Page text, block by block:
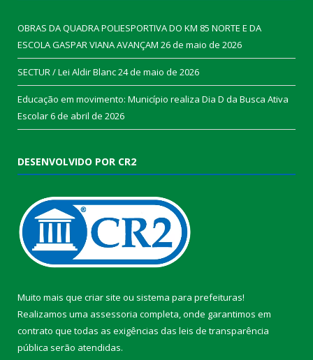
OBRAS DA QUADRA POLIESPORTIVA DO KM 85 NORTE E DA
ESCOLA GASPAR VIANA AVANÇAM 26 de maio de 2026
SECTUR / Lei Aldir Blanc24 de maio de 2026
Educação em movimento: Município realiza Dia D da Busca Ativa
Escolar6 de abril de 2026
DESENVOLVIDO POR CR2
Muito mais que criar site ou sistema para prefeituras!
Realizamos uma assessoria completa, onde garantimos em
contrato que todas as exigências das leis de transparência
pública serão atendidas.